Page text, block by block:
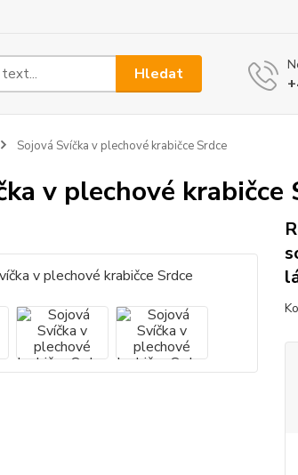
Hledat
Sojová Svíčka v plechové krabičce Srdce
v plechové krabičce